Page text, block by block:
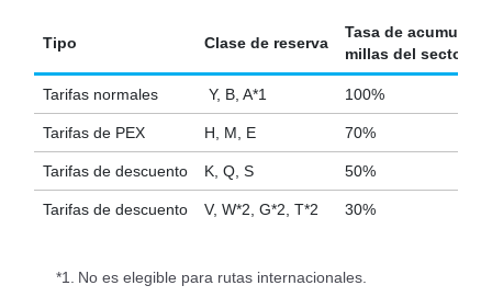
Tipo Clase de reserva
Tasa de
millas del sector
Tarifas normales Y, B, A*1 100%
Tarifas de PEX H, M, E 70%
Tarifas de descuento K, Q, S 50%
Tarifas de descuento V, W*2, G*2, T*2 30%
*1.
No es elegible para rutas internacionales.